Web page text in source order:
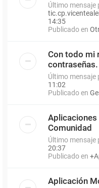
Último mensaje
14:35
Publicado en
Con todo mi
contraseñas.
Último mensaje
11:02
Publicado en
Aplicaciones
Comunidad
Último mensaje
20:37
Publicado en
Aplicación